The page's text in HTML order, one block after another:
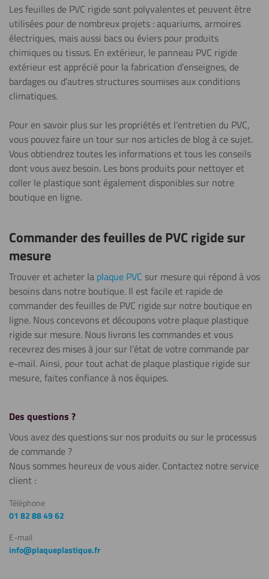
Les feuilles de PVC rigide sont polyvalentes et peuvent être
utilisées pour de nombreux projets : aquariums, armoires
électriques, mais aussi bacs ou éviers pour produits
chimiques ou tissus. En extérieur, le panneau PVC rigide
extérieur est apprécié pour la fabrication d’enseignes, de
bardages ou d’autres structures soumises aux conditions
climatiques.
Pour en savoir plus sur les propriétés et l’entretien du PVC,
vous pouvez faire un tour sur nos articles de blog à ce sujet.
Vous obtiendrez toutes les informations et tous les conseils
dont vous avez besoin. Les bons produits pour nettoyer et
coller le plastique sont également disponibles sur notre
boutique en ligne.
Commander des feuilles de PVC rigide sur
mesure
Trouver et acheter la plaque PVC sur mesure qui répond à vos
besoins dans notre boutique. Il est facile et rapide de
commander des feuilles de PVC rigide sur notre boutique en
ligne. Nous concevons et découpons votre plaque plastique
rigide sur mesure. Nous livrons les commandes et vous
recevrez des mises à jour sur l’état de votre commande par
e-mail. Ainsi, pour tout achat de plaque plastique rigide sur
mesure, faites confiance à nos équipes.
Des questions ?
Vous avez des questions sur nos produits ou sur le processus
de commande ?
Nous sommes heureux de vous aider. Contactez notre service
client :
Téléphone
01 82 88 49 62
E-mail
info@plaqueplastique.fr